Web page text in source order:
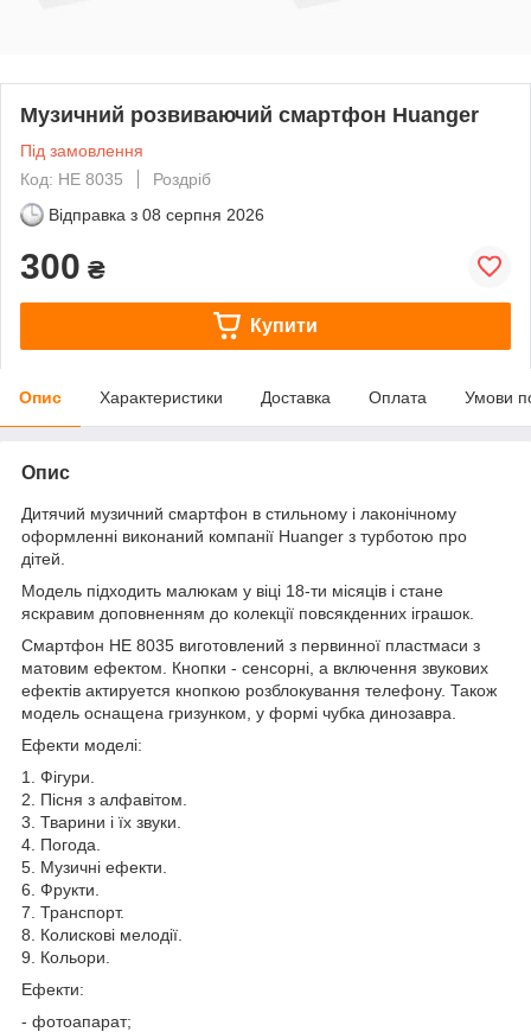
Музичний розвиваючий смартфон Huanger
Під замовлення
Код: HE 8035
Роздріб
Відправка з 08 серпня 2026
300 ₴
Купити
Опис Характеристики Доставка Оплата Умови
Опис
Дитячий музичний смартфон в стильному і лаконічному
оформленні виконаний компанії Huanger з турботою про
дітей.
Модель підходить малюкам у віці 18-ти місяців і стане
яскравим доповненням до колекції повсякденних іграшок.
Смартфон HE 8035 виготовлений з первинної пластмаси з
матовим ефектом. Кнопки - сенсорні, а включення звукових
ефектів актируется кнопкою розблокування телефону. Також
модель оснащена гризунком, у формі чубка динозавра.
Ефекти моделі:
1. Фігури.
2. Пісня з алфавітом.
3. Тварини і їх звуки.
4. Погода.
5. Музичні ефекти.
6. Фрукти.
7. Транспорт.
8. Колискові мелодії.
9. Кольори.
Ефекти:
- фотоапарат;